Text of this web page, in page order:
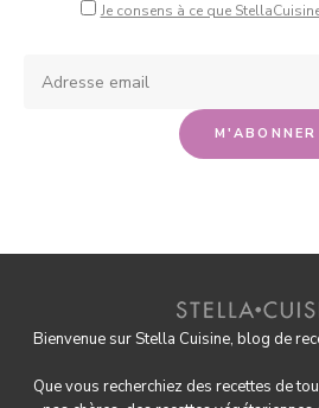
Je consens à ce que
Bienvenue sur Stella Cuisine, blog de
Que vous recherchiez des recettes de